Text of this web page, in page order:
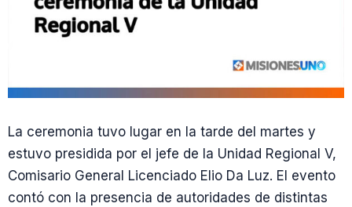
La ceremonia tuvo lugar en la tarde del martes y
estuvo presidida por el jefe de la Unidad Regional V,
Comisario General Licenciado Elio Da Luz. El evento
contó con la presencia de autoridades de distintas